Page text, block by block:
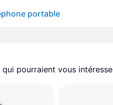
portable
pourraient vous